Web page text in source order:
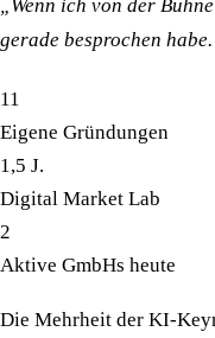
„Wenn ich von der
gerade besprochen
11
Eigene Gründungen
1,5 J.
Digital Market Lab
2
Aktive GmbHs heute
Die Mehrheit der KI-